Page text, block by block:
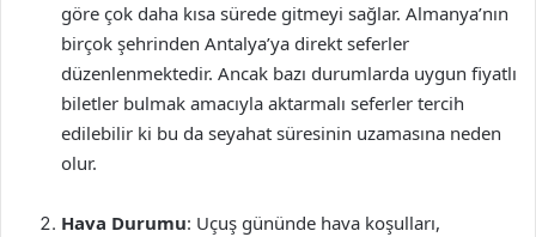
göre çok daha kısa sürede gitmeyi sağlar. Almanya’nın
birçok şehrinden Antalya’ya direkt seferler
düzenlenmektedir. Ancak bazı durumlarda uygun fiyatlı
biletler bulmak amacıyla aktarmalı seferler tercih
edilebilir ki bu da seyahat süresinin uzamasına neden
olur.
Hava Durumu: Uçuş gününde hava koşulları,